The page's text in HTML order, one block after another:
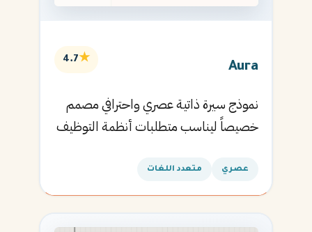
Aura
★
4.7
نموذج سيرة ذاتية عصري واحترافي مصمم
خصيصاً ليناسب متطلبات أنظمة التوظيف
القادمة.
عصري متعدد اللغات